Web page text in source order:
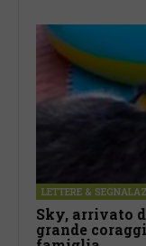
LETTERE &
Sky, arrivato
grande